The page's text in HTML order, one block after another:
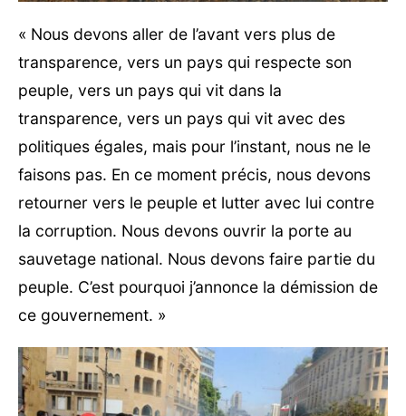
« Nous devons aller de l’avant vers plus de
transparence, vers un pays qui respecte son
peuple, vers un pays qui vit dans la
transparence, vers un pays qui vit avec des
politiques égales, mais pour l’instant, nous ne le
faisons pas. En ce moment précis, nous devons
retourner vers le peuple et lutter avec lui contre
la corruption. Nous devons ouvrir la porte au
sauvetage national. Nous devons faire partie du
peuple. C’est pourquoi j’annonce la démission de
ce gouvernement. »